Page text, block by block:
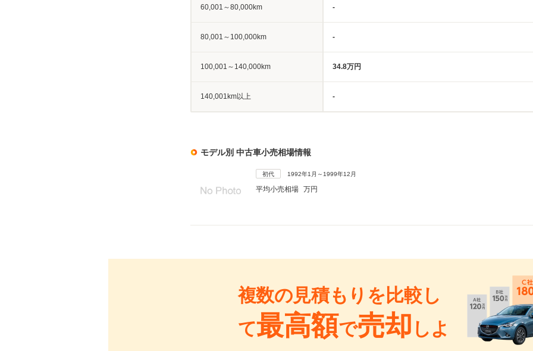
60,001～80,000km -
80,001～100,000km -
100,001～140,000km 34.8万円
140,001km以上 -
モデル別 中古車小売相場情報
初代 1992年1月～1999年12月
平均小売相場 万円
複数の見積もりを比較し
て最高額で売却 しよ